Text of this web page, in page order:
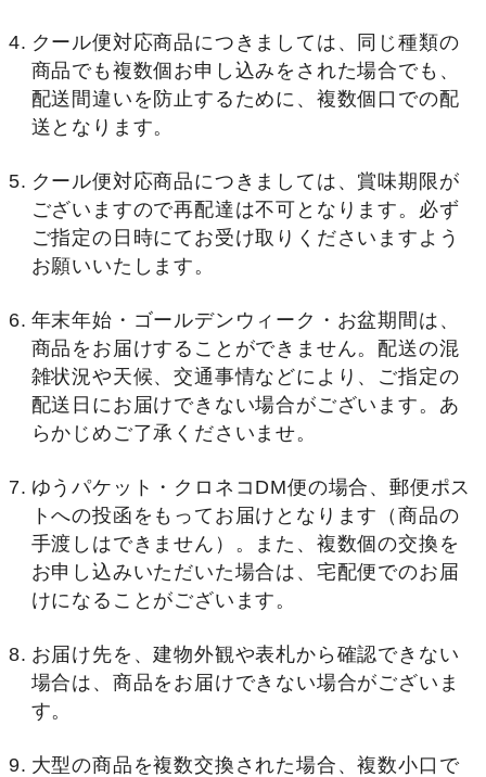
クール便対応商品につきましては、同じ種類の
商品でも複数個お申し込みをされた場合でも、
配送間違いを防止するために、複数個口での配
送となります。
クール便対応商品につきましては、賞味期限が
ございますので再配達は不可となります。必ず
ご指定の日時にてお受け取りくださいますよう
お願いいたします。
年末年始・ゴールデンウィーク・お盆期間は、
商品をお届けすることができません。配送の混
雑状況や天候、交通事情などにより、ご指定の
配送日にお届けできない場合がございます。あ
らかじめご了承くださいませ。
ゆうパケット・クロネコDM便の場合、郵便ポス
トへの投函をもってお届けとなります（商品の
手渡しはできません）。また、複数個の交換を
お申し込みいただいた場合は、宅配便でのお届
けになることがございます。
お届け先を、建物外観や表札から確認できない
場合は、商品をお届けできない場合がございま
す。
大型の商品を複数交換された場合、複数小口で